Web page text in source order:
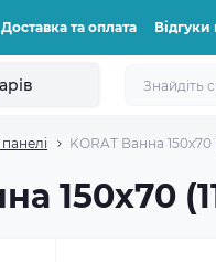
Доставка та оплата
KОRAT Ванна 150х70
150х70